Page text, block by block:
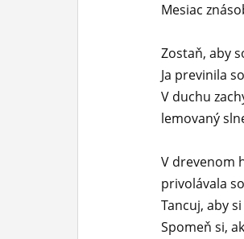
Mesiac
Zostaň, aby
Ja previnila
V duchu
lemovaný
V drevenom
privolávala
Tancuj, aby
Spomeň si,